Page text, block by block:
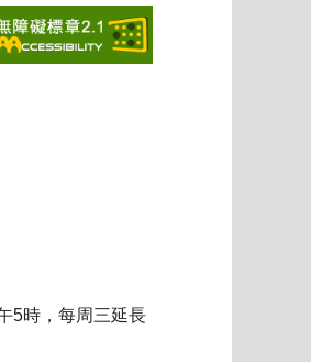
5時，每周三延長